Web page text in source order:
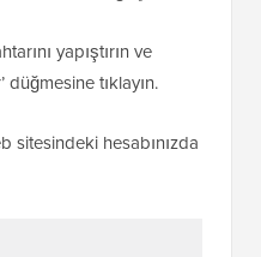
yapıştırın ve
düğmesine tıklayın.
sitesindeki hesabınızda